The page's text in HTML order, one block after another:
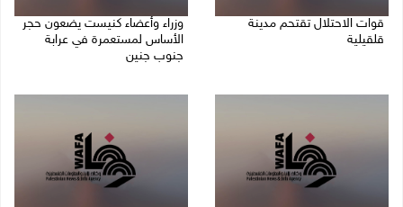
قوات الاحتلال تقتحم مدينة
قلقيلية
وزراء وأعضاء كنيست يضعون حجر
الأساس لمستعمرة في عرابة
جنوب جنين